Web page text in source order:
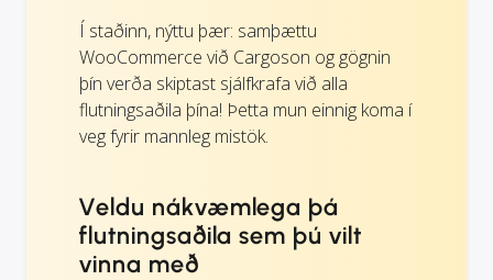
Í staðinn, nýttu þær: samþættu
WooCommerce við Cargoson og gögnin
þín verða skiptast sjálfkrafa við alla
flutningsaðila þína! Þetta mun einnig koma í
veg fyrir mannleg mistök.
Veldu nákvæmlega þá
flutningsaðila sem þú vilt
vinna með